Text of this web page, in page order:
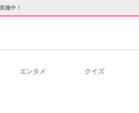
施中！
エンタメ クイズ